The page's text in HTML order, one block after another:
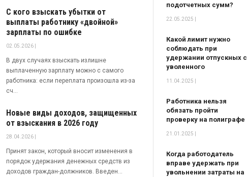
С кого взыскать убытки от
выплаты работнику «двойной»
зарплаты по ошибке
02.05.2026 |
В двух случаях взыскать излишне
выплаченную зарплату можно с самого
работника: если переплата произошла из-за
сч...
Новые виды доходов, защищенных
от взыскания в 2026 году
28.04.2026 |
Принят закон, который вносит изменения в
порядок удержания денежных средств из
доходов граждан-должников. Введен...
подотчетных сумм?
22.05.2025 |
Какой лимит нужно
соблюдать при
удержании отпускных с
уволенного
11.04.2025 |
Работника нельзя
обязать пройти
проверку на полиграфе
21.01.2025 |
Когда работодатель
вправе удержать при
увольнении затраты на